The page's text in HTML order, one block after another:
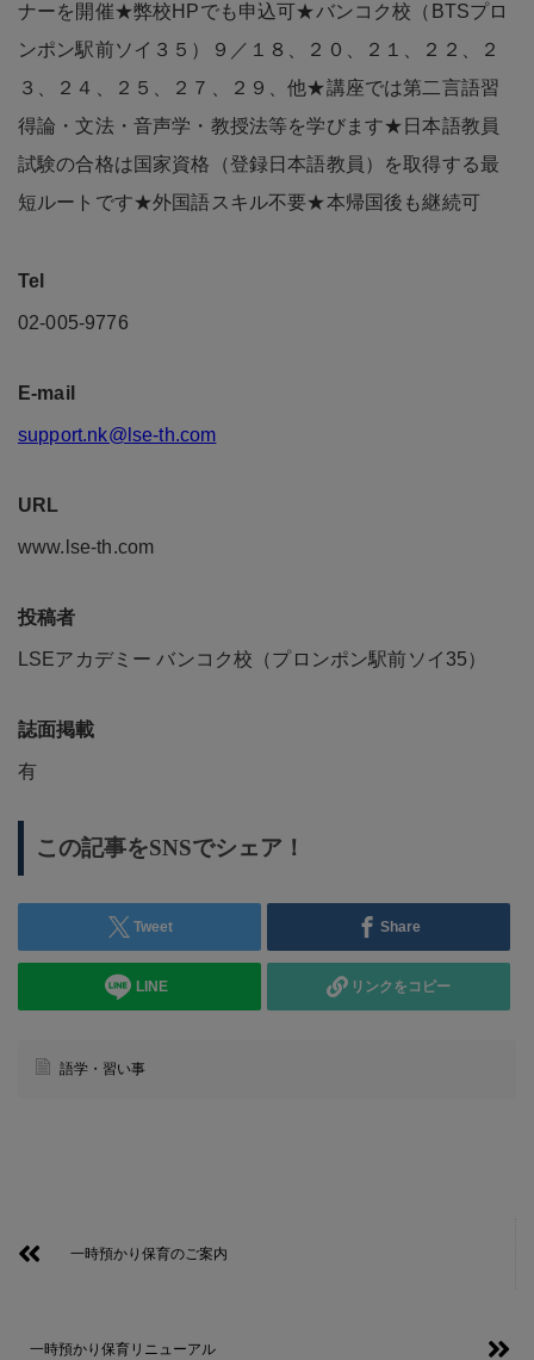
ナーを開催★弊校HPでも申込可★バンコク校（BTSプロ
ンポン駅前ソイ３５）９／１８、２０、２１、２２、２
３、２４、２５、２７、２９、他★講座では第二言語習
得論・文法・音声学・教授法等を学びます★日本語教員
試験の合格は国家資格（登録日本語教員）を取得する最
短ルートです★外国語スキル不要★本帰国後も継続可
Tel
02-005-9776
E-mail
support.nk@lse-th.com
URL
www.lse-th.com
投稿者
LSEアカデミー バンコク校（プロンポン駅前ソイ35）
誌面掲載
有
この記事をSNSでシェア！
Tweet Share
LINE リンクをコピー
語学・習い事
一時預かり保育のご案内
一時預かり保育リニューアル